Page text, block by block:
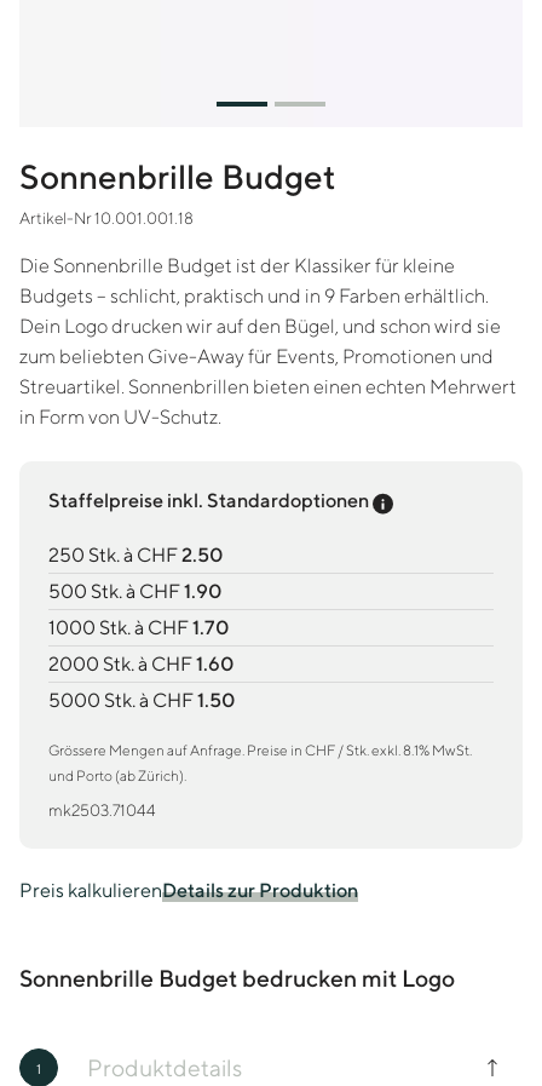
Sonnenbrille Budget
Artikel-Nr 10.001.001.18
Die Sonnenbrille Budget ist der Klassiker für kleine
Budgets – schlicht, praktisch und in 9 Farben erhältlich.
Dein Logo drucken wir auf den Bügel, und schon wird sie
zum beliebten Give-Away für Events, Promotionen und
Streuartikel. Sonnenbrillen bieten einen echten Mehrwert
in Form von UV-Schutz.
Staffelpreise inkl. Standardoptionen Preis-Tooltip
250 Stk. à CHF2.50
500 Stk. à CHF1.90
1000 Stk. à CHF1.70
2000 Stk. à CHF1.60
5000 Stk. à CHF1.50
Grössere Mengen auf Anfrage. Preise in CHF / Stk. exkl. 8.1% MwSt.
und Porto (ab Zürich).
mk2503.71044
Preis kalkulierenDetails zur Produktion
Sonnenbrille Budget bedrucken mit Logo
1 Produktdetails